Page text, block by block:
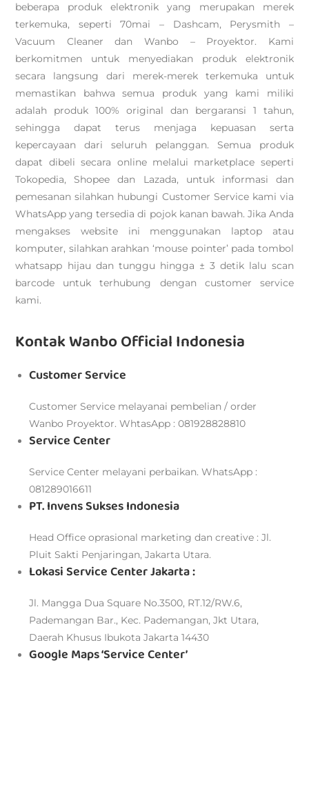
beberapa produk elektronik yang merupakan merek
terkemuka, seperti 70mai – Dashcam, Perysmith –
Vacuum Cleaner dan Wanbo – Proyektor. Kami
berkomitmen untuk menyediakan produk elektronik
secara langsung dari merek-merek terkemuka untuk
memastikan bahwa semua produk yang kami miliki
adalah produk 100% original dan bergaransi 1 tahun,
sehingga dapat terus menjaga kepuasan serta
kepercayaan dari seluruh pelanggan. Semua produk
dapat dibeli secara online melalui marketplace seperti
Tokopedia, Shopee dan Lazada, untuk informasi dan
pemesanan silahkan hubungi Customer Service kami via
WhatsApp yang tersedia di pojok kanan bawah. Jika Anda
mengakses website ini menggunakan laptop atau
komputer, silahkan arahkan ‘mouse pointer’ pada tombol
whatsapp hijau dan tunggu hingga ± 3 detik lalu scan
barcode untuk terhubung dengan customer service
kami.
Kontak Wanbo Official Indonesia
Customer Service
Customer Service melayanai pembelian / order
Wanbo Proyektor. WhtasApp : 081928828810
Service Center
Service Center melayani perbaikan. WhatsApp :
081289016611
PT. Invens Sukses Indonesia
Head Office oprasional marketing dan creative : Jl.
Pluit Sakti Penjaringan, Jakarta Utara.
Lokasi Service Center Jakarta :
Jl. Mangga Dua Square No.3500, RT.12/RW.6,
Pademangan Bar., Kec. Pademangan, Jkt Utara,
Daerah Khusus Ibukota Jakarta 14430
Google Maps ‘Service Center’